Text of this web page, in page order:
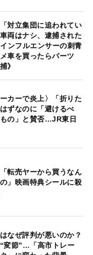
対立集団に追われてい
両はナシ、逮捕された
ンフルエンサーの刺青
車を買ったらパーツ
》
カーで炎上〉「折りた
ずなのに「避けるべ
の」と賛否…JR東日
転売ヤーから買うなん
」映画特典シールに殺
なぜ評判が悪いのか？
変節”…「高市トレー